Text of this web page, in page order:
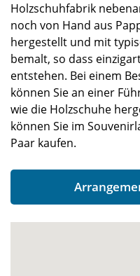
Holzschuhfabrik
noch von Hand aus
hergestellt und mit
bemalt, so dass
entstehen. Bei einem
können Sie an einer
wie die Holzschuhe
können Sie im
Paar kaufen.